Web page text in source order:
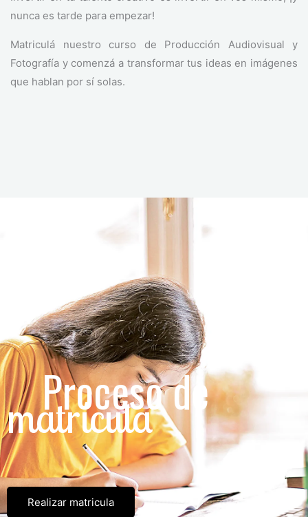
nunca es tarde para empezar!
Matriculá nuestro curso de Producción Audiovisual y
Fotografía y comenzá a transformar tus ideas en imágenes
que hablan por sí solas.
Proceso de
matrícula
Realizar matricula